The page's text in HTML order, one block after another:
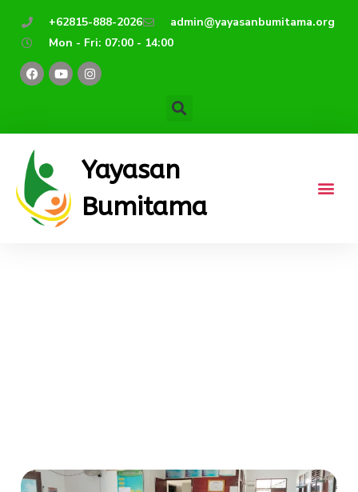
+62815-888-2026
admin@yayasanbumitama.org
Mon - Fri: 07:00 - 14:00
F
a
c
o
k
Y
o
u
e
I
n
s
r
m
Yayasan
Bumitama
Outing